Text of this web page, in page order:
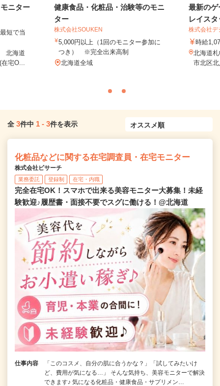
ニター
短で当
北海道
宅O...
健康食品・化粧品・治験等のモニ
ター
株式会社SOUKEN
5,000円以上（1回のモニター参加に
つき） ※完全出来高制
北海道全域
最新のゲ
レイスタ
株式会社
時給
北海道
市北区
全 3件中 1 - 3件を表示
化粧品などに関する在宅調査員・在宅モニター
株式会社ビサーチ
業務委託 登録制 在宅・内職
完全在宅OK！スマホで出来る美容モニター大募集！未経
験歓迎♪履歴書・面接不要でスグに働ける！@北海道
仕事内容
「このコスメ、自分の肌に合うかな？」「試してみたいけ
ど、費用が気になる…」 そんな気持ち、美容モニターで解決
できます♪ 気になる化粧品・健康食品・サプリメン…